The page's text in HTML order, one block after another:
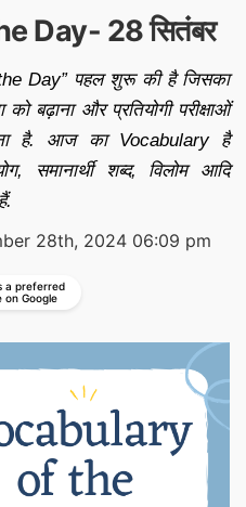
Day- 28 सितंबर
Day” पहल शुरू की है जिसका
को बढ़ाना और प्रतियोगी परीक्षाओं
है. आज का Vocabulary है
समानार्थी शब्द, विलोम आदि
28th, 2024 06:09 pm
a preferred
on Google